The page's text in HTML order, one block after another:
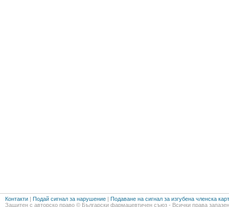
Контакти | Подай сигнал за нарушение | Подаване на сигнал за изгубена членска
Защитен с авторско право © Български фармацевтичен съюз - Всички права